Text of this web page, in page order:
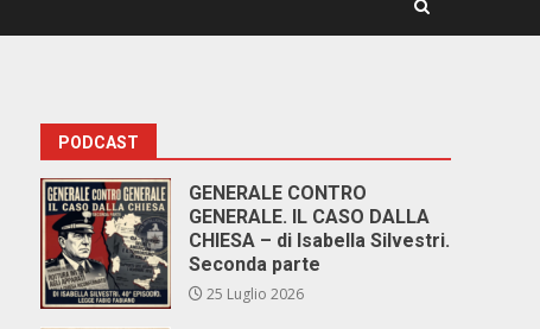
PODCAST
GENERALE CONTRO
GENERALE. IL CASO DALLA
CHIESA – di Isabella Silvestri.
Seconda parte
25 Luglio 2026